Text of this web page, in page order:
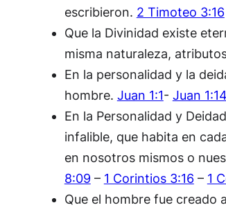
escribieron. 2 Timoteo 3:16
Que la Divinidad existe
misma naturaleza,
En la personalidad y la
hombre. Juan 1:1- Juan 1:14
En la Personalidad y
infalible, que habita en
en nosotros mismos o
8:09 – 1 Corintios 3:16 – 1
Que el hombre fue creado